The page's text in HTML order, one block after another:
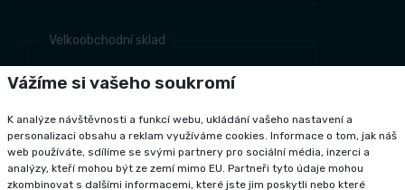
Velkoobchodní sklad
+420 461 634 161
+420 461 634 381
odbyt@briol.cz
Vážíme si vašeho soukromí
K analýze návštěvnosti a funkcí webu, ukládání vašeho nastavení a
personalizaci obsahu a reklam využíváme cookies. Informace o tom, jak náš
web používáte, sdílíme se svými partnery pro sociální média, inzerci a
analýzy, kteří mohou být ze zemí mimo EU. Partneři tyto údaje mohou
zkombinovat s dalšími informacemi, které jste jim poskytli nebo které